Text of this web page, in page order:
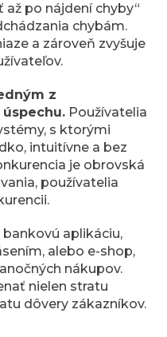
po nájdení chyby“
chybám.
a zároveň zvyšuje
z
Používatelia
s ktorými
intuitívne a bez
je obrovská
používatelia
aplikáciu,
alebo e-shop,
nákupov.
nielen stratu
dôvery zákazníkov.